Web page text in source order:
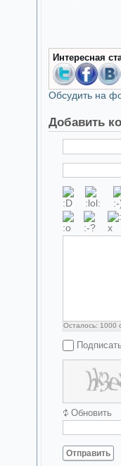
Интересная
Обсудить на
Добавить
Осталось: 1000
Обновить
Отправить